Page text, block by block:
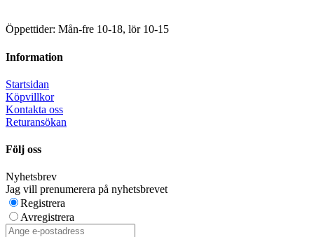
Öppettider: Mån-fre 10-18, lör 10-15
Information
Startsidan
Köpvillkor
Kontakta oss
Returansökan
Följ oss
Nyhetsbrev
Jag vill prenumerera på nyhetsbrevet
Registrera
Avregistrera